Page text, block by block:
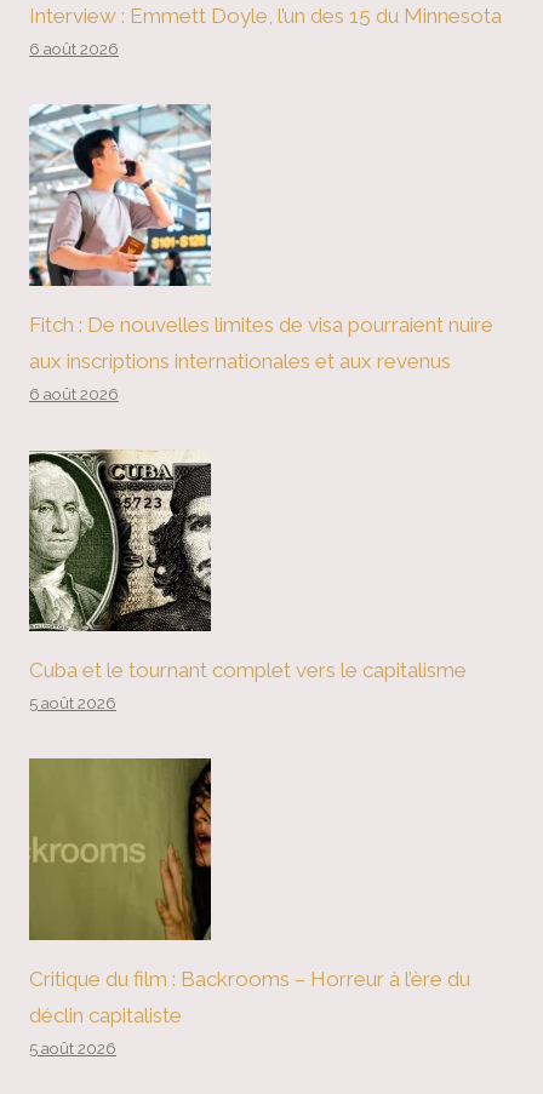
Interview : Emmett Doyle, l’un des 15 du Minnesota
6 août 2026
Fitch : De nouvelles limites de visa pourraient nuire
aux inscriptions internationales et aux revenus
6 août 2026
Cuba et le tournant complet vers le capitalisme
5 août 2026
Critique du film : Backrooms – Horreur à l’ère du
déclin capitaliste
5 août 2026